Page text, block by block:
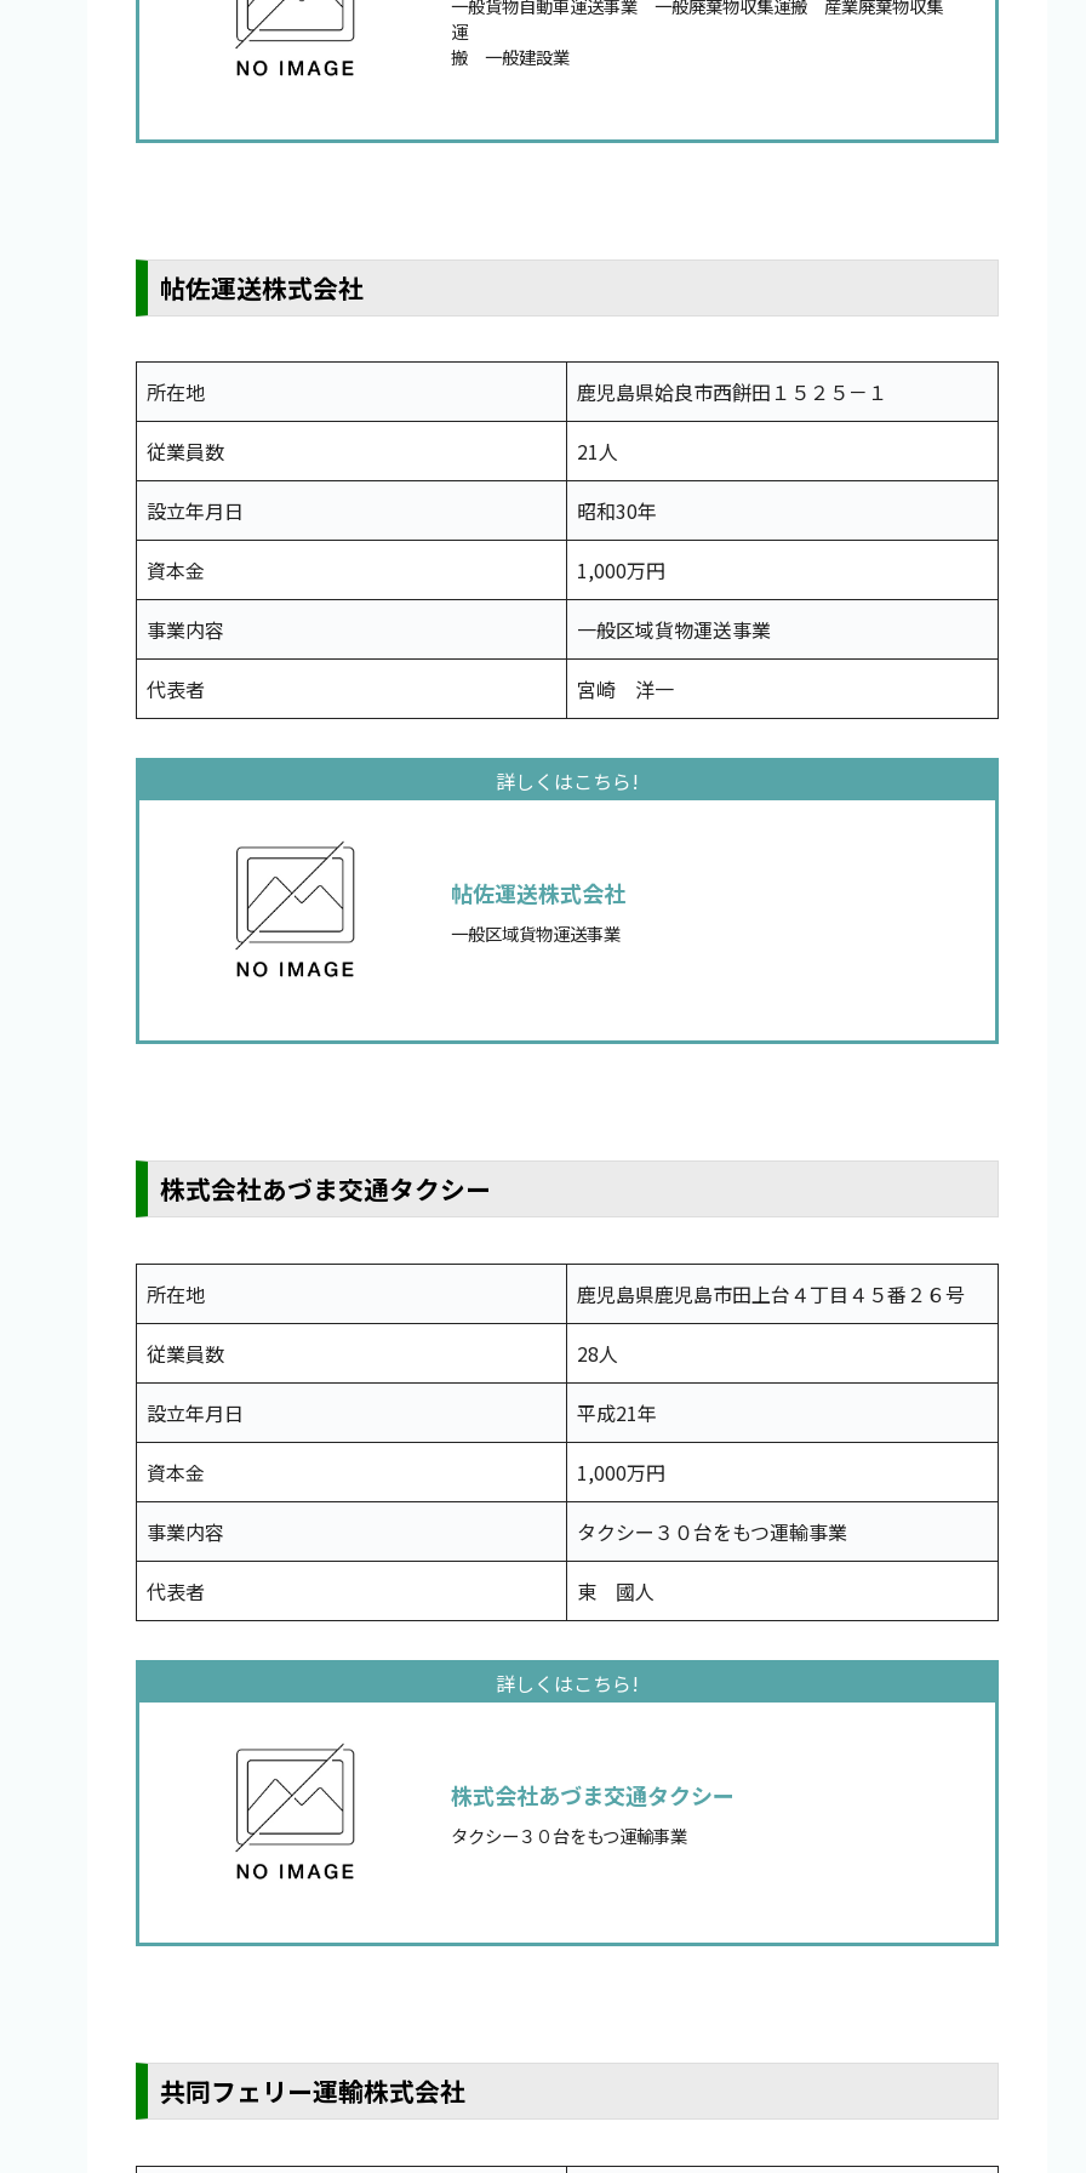
一般貨物自動車運送事業 一般廃棄物収集運搬 産業廃棄物収集
運
搬 一般建設業
帖佐運送株式会社
所在地 鹿児島県姶良市西餅田１５２５－１
従業員数 21人
設立年月日 昭和30年
資本金 1,000万円
事業内容 一般区域貨物運送事業
代表者 宮崎 洋一
帖佐運送株式会社
一般区域貨物運送事業
株式会社あづま交通タクシー
所在地 鹿児島県鹿児島市田上台４丁目４５番２６号
従業員数 28人
設立年月日 平成21年
資本金 1,000万円
事業内容 タクシー３０台をもつ運輸事業
代表者 東 國人
株式会社あづま交通タクシー
タクシー３０台をもつ運輸事業
共同フェリー運輸株式会社